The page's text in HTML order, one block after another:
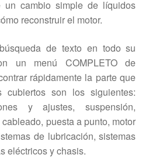
un cambio simple de líquidos
reconstruir el motor.
de texto en todo su
un menú COMPLETO de
rápidamente la parte que
cubiertos son los siguientes:
y ajustes, suspensión,
puesta a punto, motor
de lubricación, sistemas
eléctricos y chasis.